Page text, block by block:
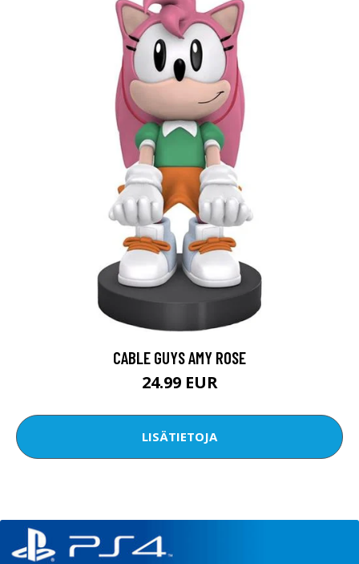
CABLE GUYS AMY ROSE
24.99 EUR
LISÄTIETOJA